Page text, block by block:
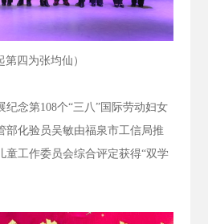
第四为张均仙）
纪念第108个“三八”国际劳动妇女
部化验员吴敏由福泉市工信局推
童工作委员会综合评定获得“双学